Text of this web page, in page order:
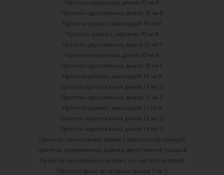
Проекты каркасных домов 10 на 8
Проекты одноэтажных домов 10 на 8
Проекты домов с мансардой 10 на 8
Проекты домов с гаражом 10 на 8
Проекты двухэтажных домов 10 на 9
Проекты каркасных домов 10 на 9
Проекты одноэтажных домов 10 на 9
Проекты домов с мансардой 10 на 9
Проекты одноэтажных домов 11 на 11
Проекты одноэтажных домов 11 на 9
Проекты домов с мансардой 11 на 9
Проекты одноэтажных домов 12 на 15
Проекты одноэтажных домов 14 на 10
Проекты одноэтажных домов с двухскатной крышей
Проекты современных домов с двухсткатной крышей
Проекты одноэтажных домов с 4-х скатной кровлей
Проекты дач и загородных домов 7 на 7